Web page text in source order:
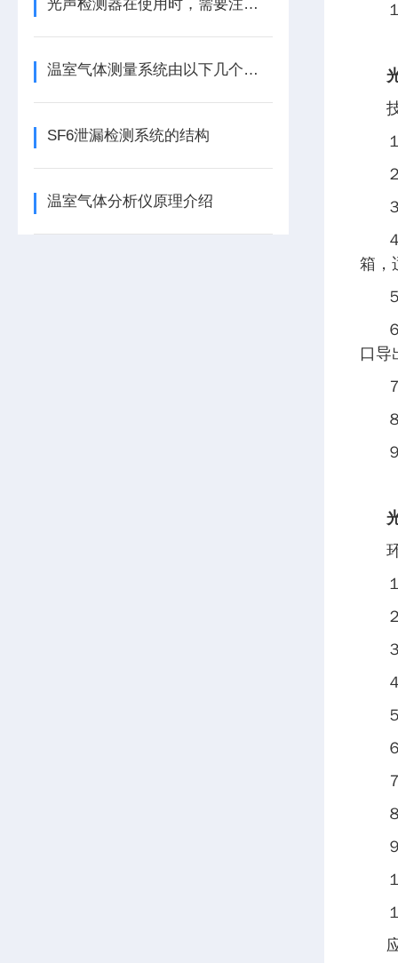
光声检测器在使用时，需要注意以下几点
温室气体测量系统由以下几个部分组成
SF6泄漏检测系统的结构
温室气体分析仪原理介绍
箱，
口导